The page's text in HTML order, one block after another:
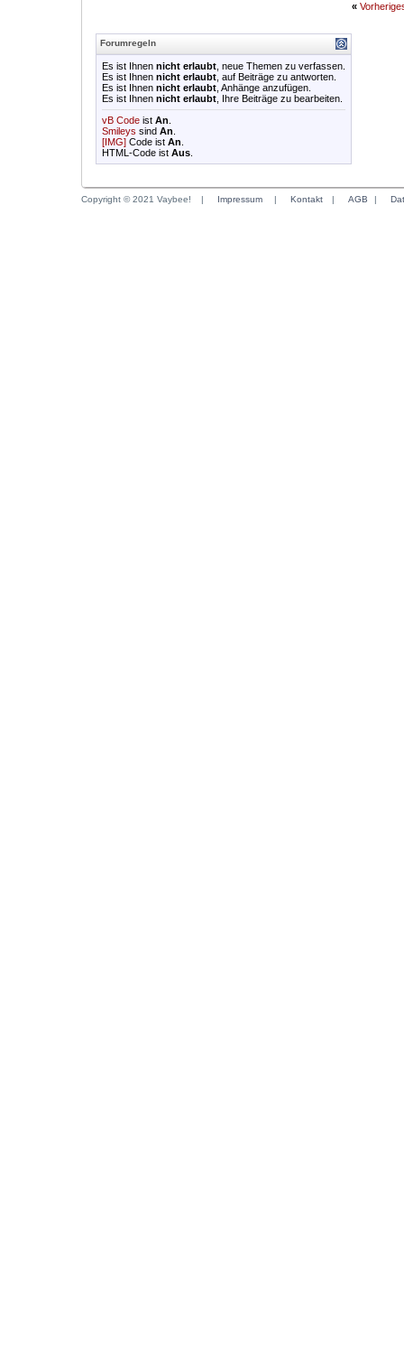
«
Forumregeln
Es ist Ihnen nicht erlaubt , neue Themen zu verfassen.
Es ist Ihnen nicht erlaubt , auf Beiträge zu antworten.
Es ist Ihnen nicht erlaubt , Anhänge anzufügen.
Es ist Ihnen nicht erlaubt , Ihre Beiträge zu bearbeiten.
vB Code ist An
Smileys sind An
[IMG] Code ist An
HTML-Code ist Aus
Copyright © 2021 Vaybee! | Impressum | Kontakt | AGB |